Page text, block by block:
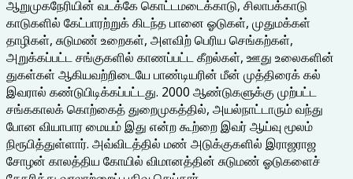
ஆறுமுகநேரியின் வடக்கே கொட்டமடைக்காடு, சிலாபக்காடு
காடுகளில் கேட்பாரற்றுக் கிடந்த பானை ஓடுகள், முதுமக்கள்
தாழிகள், சுடுமண் உறைகள், அளவிற் பெரிய செங்கற்கள்,
அறுக்கப்பட்ட சங்குகளில் காணப்பட்ட கீறல்கள், ஊது உலைகளின்
துகள்கள் ஆகியவற்றிடையே பாண்டியரின் மீன் முத்திரைக் கல்
இவரால் கண்டுபிடிக்கப்பட்டது. 2000 ஆண்டுகளுக்கு முற்பட்ட
சங்ககாலக் கொற்கைத் துறைமுகத்தில், அயல்நாட்டாரும் வந்து
போன வியாபார மையம் இது என்ற கூற்றை இவர் ஆய்வு மூலம்
நிரூபித்துள்ளார். அவ்விடத்தில் மண் அடுக்குகளில் இராஜராஜ
சோழன் காலத்திய கோயில் விமானத்தின் சுடுமண் ஓடுகளைச்